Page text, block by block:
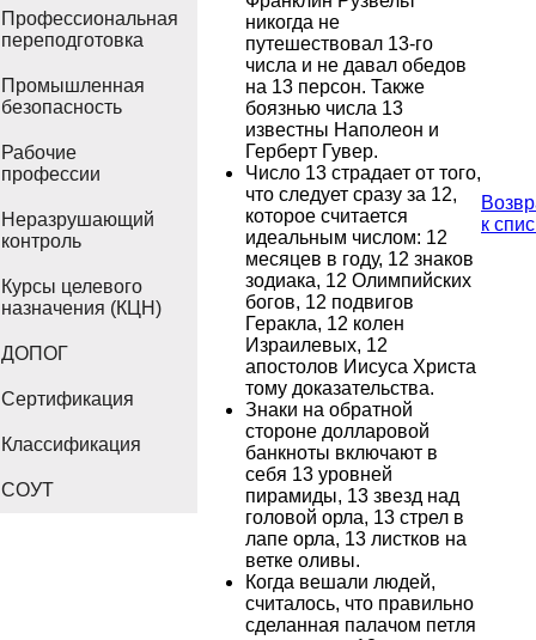
Профессиональная
переподготовка
Промышленная
безопасность
Рабочие
профессии
Неразрушающий
контроль
Курсы целевого
назначения (КЦН)
ДОПОГ
Сертификация
Классификация
СОУТ
никогда не
путешествовал 13-го
числа и не давал обедов
на 13 персон. Также
боязнью числа 13
известны Наполеон и
Герберт Гувер.
Число 13 страдает от того,
что следует сразу за 12,
которое считается
идеальным числом: 12
месяцев в году, 12 знаков
зодиака, 12 Олимпийских
богов, 12 подвигов
Геракла, 12 колен
Израилевых, 12
апостолов Иисуса Христа
тому доказательства.
Знаки на обратной
стороне долларовой
банкноты включают в
себя 13 уровней
пирамиды, 13 звезд над
головой орла, 13 стрел в
лапе орла, 13 листков на
ветке оливы.
Когда вешали людей,
считалось, что правильно
сделанная палачом петля
к